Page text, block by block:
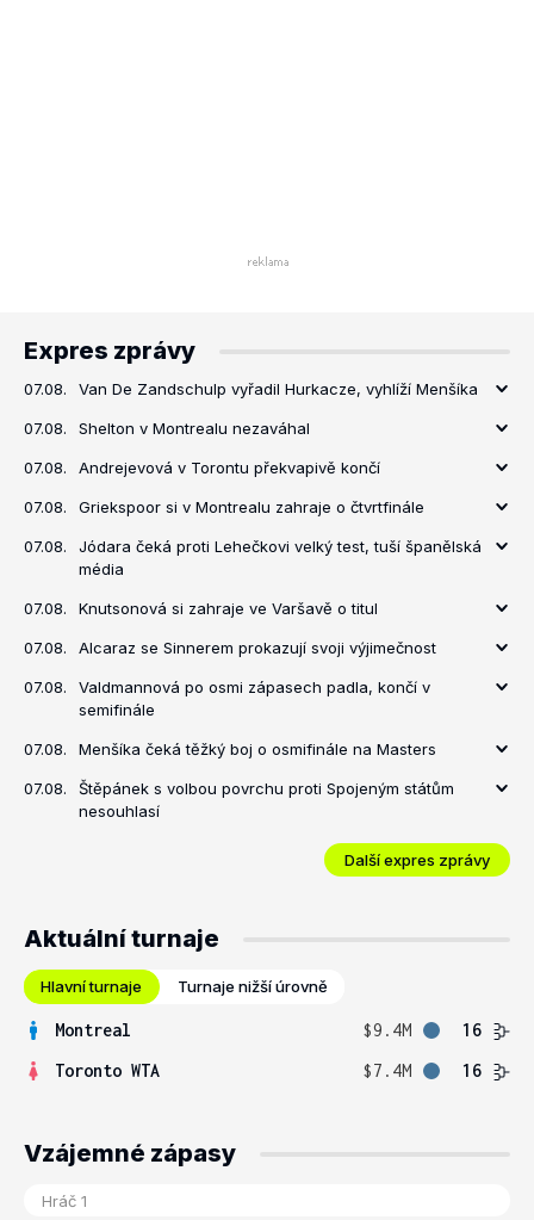
Expres zprávy
07.08. Van De Zandschulp vyřadil Hurkacze, vyhlíží Menšíka
07.08. Shelton v Montrealu nezaváhal
07.08. Andrejevová v Torontu překvapivě končí
07.08. Griekspoor si v Montrealu zahraje o čtvrtfinále
07.08.
Jódara čeká proti Lehečkovi velký test, tuší španělská
média
07.08. Knutsonová si zahraje ve Varšavě o titul
07.08. Alcaraz se Sinnerem prokazují svoji výjimečnost
07.08.
Valdmannová po osmi zápasech padla, končí v
semifinále
07.08. Menšíka čeká těžký boj o osmifinále na Masters
07.08.
Štěpánek s volbou povrchu proti Spojeným státům
nesouhlasí
Další expres zprávy
Aktuální turnaje
Hlavní turnaje Turnaje nižší úrovně
Montreal $9.4M
16
Toronto WTA
$7.4M 16
Vzájemné zápasy